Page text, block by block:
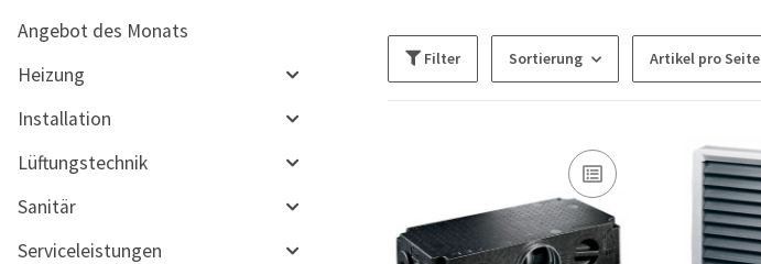
Filter Sortierung Artikel pro Seite
Angebot des Monats
Heizung
Installation
Lüftungstechnik
Sanitär
Serviceleistungen